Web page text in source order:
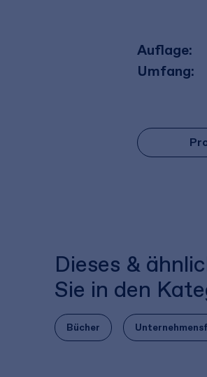
Auflage:
Umfang:
Dieses &
Sie in den
Bücher